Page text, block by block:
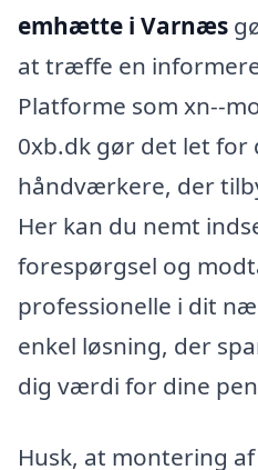
emhætte i Varnæs
at træffe en
Platforme som xn--
0xb.dk gør det let for
håndværkere, der
Her kan du nemt
forespørgsel og
professionelle i dit
enkel løsning, der
dig værdi for dine
Husk, at montering